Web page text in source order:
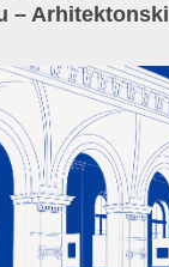
– Arhitektonski